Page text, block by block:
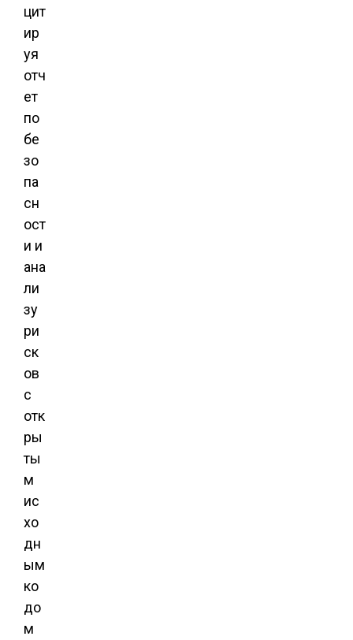
цит
ир
уя
отч
ет
по
бе
зо
па
сн
ост
и и
ана
ли
зу
ри
ск
ов
с
отк
ры
ты
м
ис
хо
дн
ым
ко
до
м